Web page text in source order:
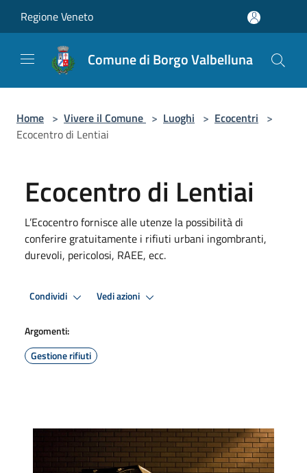
Regione Veneto
Comune di Borgo Valbelluna
Home > Vivere il Comune > Luoghi > Ecocentri >
Ecocentro di Lentiai
Ecocentro di Lentiai
L’Ecocentro fornisce alle utenze la possibilità di
conferire gratuitamente i rifiuti urbani ingombranti,
durevoli, pericolosi, RAEE, ecc.
Condividi Vedi azioni
Argomenti:
Gestione rifiuti